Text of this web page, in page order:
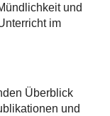
und
im
Überblick
und